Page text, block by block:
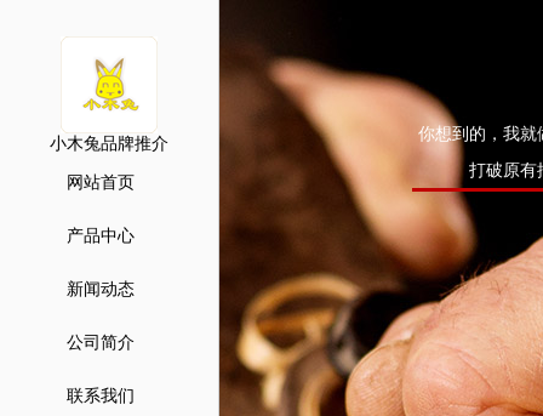
你想到的，我就
打破原有
小木兔品牌推介
网站首页
产品中心
新闻动态
公司简介
联系我们